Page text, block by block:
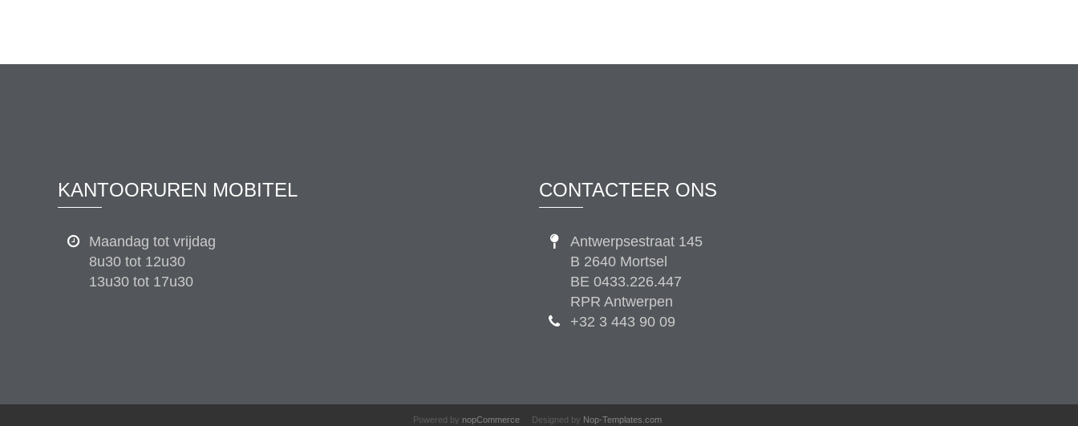
KANTOORUREN MOBITEL
Maandag tot vrijdag
8u30 tot 12u30
13u30 tot 17u30
CONTACTEER ONS
Antwerpsestraat 145
B 2640 Mortsel
BE 0433.226.447
RPR Antwerpen
+32 3 443 90 09
Powered by nopCommerce Designed by Nop-Templates.com